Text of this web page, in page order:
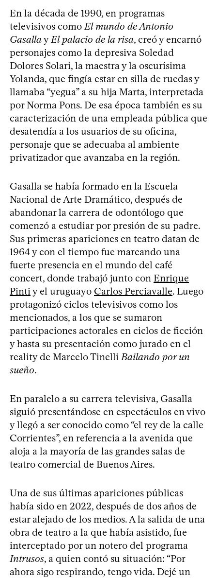
En la década de 1990, en programas
televisivos como El mundo de Antonio
Gasallay El palacio de la risa, creó y encarnó
personajes como la depresiva Soledad
Dolores Solari, la maestra y la oscurísima
Yolanda, que fingía estar en silla de ruedas y
llamaba “yegua” a su hija Marta, interpretada
por Norma Pons. De esa época también es su
caracterización de una empleada pública que
desatendía a los usuarios de su oficina,
personaje que se adecuaba al ambiente
privatizador que avanzaba en la región.
Gasalla se había formado en la Escuela
Nacional de Arte Dramático, después de
abandonar la carrera de odontólogo que
comenzó a estudiar por presión de su padre.
Sus primeras apariciones en teatro datan de
1964 y con el tiempo fue marcando una
fuerte presencia en el mundo del café
concert, donde trabajó junto con Enrique
Pinti y el uruguayo Carlos Perciavalle. Luego
protagonizó ciclos televisivos como los
mencionados, a los que se sumaron
participaciones actorales en ciclos de ficción
y hasta su presentación como jurado en el
reality de Marcelo Tinelli Bailando por un
sueño.
En paralelo a su carrera televisiva, Gasalla
siguió presentándose en espectáculos en vivo
y llegó a ser conocido como “el rey de la calle
Corrientes”, en referencia a la avenida que
aloja a la mayoría de las grandes salas de
teatro comercial de Buenos Aires.
Una de sus últimas apariciones públicas
había sido en 2022, después de dos años de
estar alejado de los medios. A la salida de una
obra de teatro a la que había asistido, fue
interceptado por un notero del programa
Intrusos, a quien contó su situación: “Por
ahora sigo respirando, tengo vida. Dejé un